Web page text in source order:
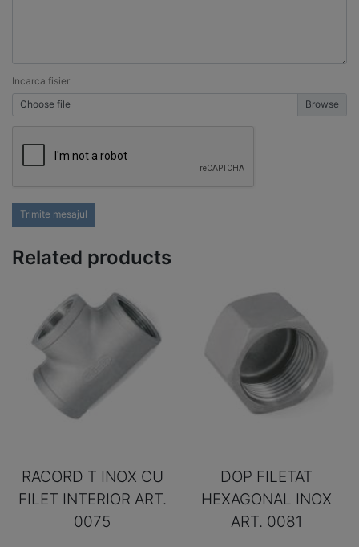
Incarca fisier
Choose file
Trimite mesajul
Related products
RACORD T INOX CU
FILET INTERIOR ART.
0075
DOP FILETAT
HEXAGONAL INOX
ART. 0081